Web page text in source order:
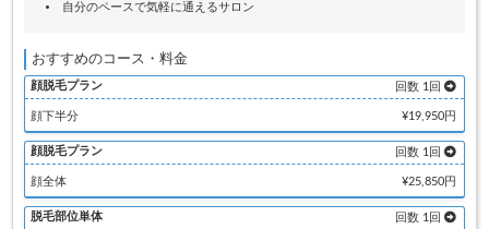
自分のペースで気軽に通えるサロン
おすすめのコース・料金
顔脱毛プラン 回数 1回
顔下半分 ¥19,950円
顔脱毛プラン 回数 1回
顔全体 ¥25,850円
脱毛部位単体 回数 1回